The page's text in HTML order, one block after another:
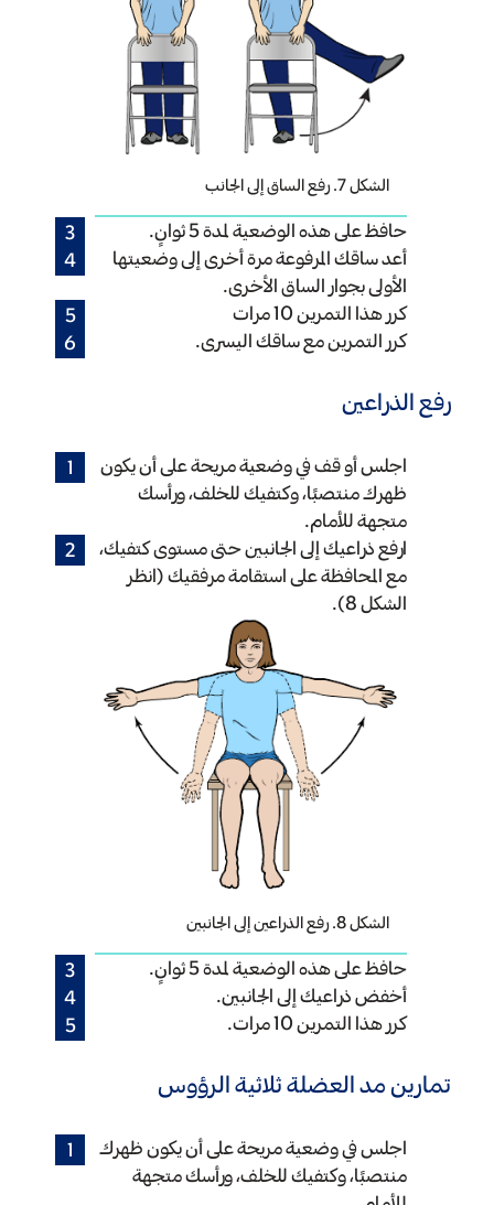
الشكل 7. رفع الساق إلى الجانب
حافظ على هذه الوضعية لمدة 5 ثوانٍ.
أعد ساقك المرفوعة مرة أخرى إلى وضعيتها
الأولى بجوار الساق الأخرى.
كرر هذا التمرين 10 مرات
كرر التمرين مع ساقك اليسرى.
رفع الذراعين
اجلس أو قف في وضعية مريحة على أن يكون
ظهرك منتصبًا، وكتفيك للخلف، ورأسك
متجهة للأمام.
ارفع ذراعيك إلى الجانبين حتى مستوى كتفيك،
مع المحافظة على استقامة مرفقيك (انظر
الشكل 8).
الشكل 8. رفع الذراعين إلى الجانبين
حافظ على هذه الوضعية لمدة 5 ثوانٍ.
أخفض ذراعيك إلى الجانبين.
كرر هذا التمرين 10 مرات.
تمارين مد العضلة ثلاثية الرؤوس
اجلس في وضعية مريحة على أن يكون ظهرك
منتصبًا، وكتفيك للخلف، ورأسك متجهة